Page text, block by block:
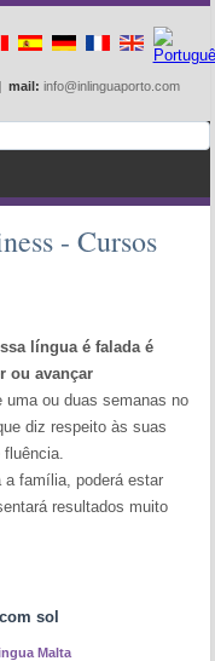
mail: info@inlinguaporto.com
- Cursos
língua é falada é
ou avançar
ou duas semanas no
diz respeito às suas
fluência.
família, poderá estar
resultados muito
sol
Malta